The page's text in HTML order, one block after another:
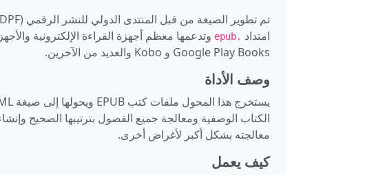
امتداد .epub
Google Play Books و Kobo والعديد من الآخرين.
وصف الأداة
معالجته بشكل أكبر لأغراض أخرى.
كيف يعمل